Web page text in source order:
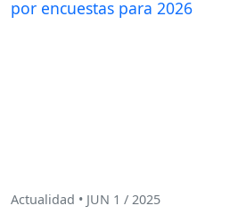
Actualidad • JUN 1 / 2025